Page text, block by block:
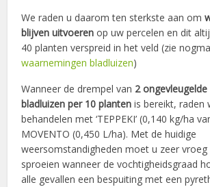
We raden u daarom ten sterkste aan om
blijven uitvoeren op uw percelen en dit
40 planten verspreid in het veld (zie
waarnemingen bladluizen)
Wanneer de drempel van 2
bladluizen per 10 plantenis bereikt, raden
behandelen met ‘TEPPEKI’ (0,140 kg/ha
MOVENTO (0,450 L/ha). Met de huidige
weersomstandigheden moet u zeer vroeg
sproeien wanneer de vochtigheidsgraad
alle gevallen een bespuiting met een